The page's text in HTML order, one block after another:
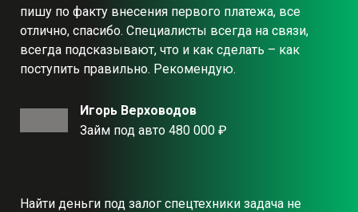
пишу по факту внесения первого платежа, все
отлично, спасибо. Специалисты всегда на связи,
всегда подсказывают, что и как сделать – как
поступить правильно. Рекомендую.
Игорь Верховодов
Займ под авто 480 000 ₽
Найти деньги под залог спецтехники задача не